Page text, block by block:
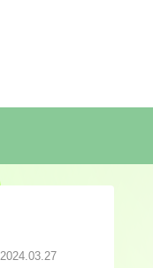
2024.03.27